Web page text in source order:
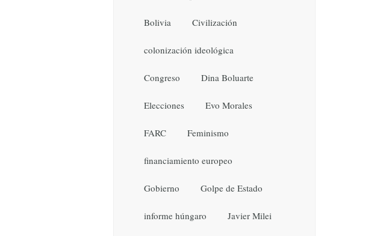
Bolivia Civilización
colonización ideológica
Congreso Dina Boluarte
Elecciones Evo Morales
FARC Feminismo
financiamiento europeo
Gobierno Golpe de Estado
informe húngaro Javier Milei